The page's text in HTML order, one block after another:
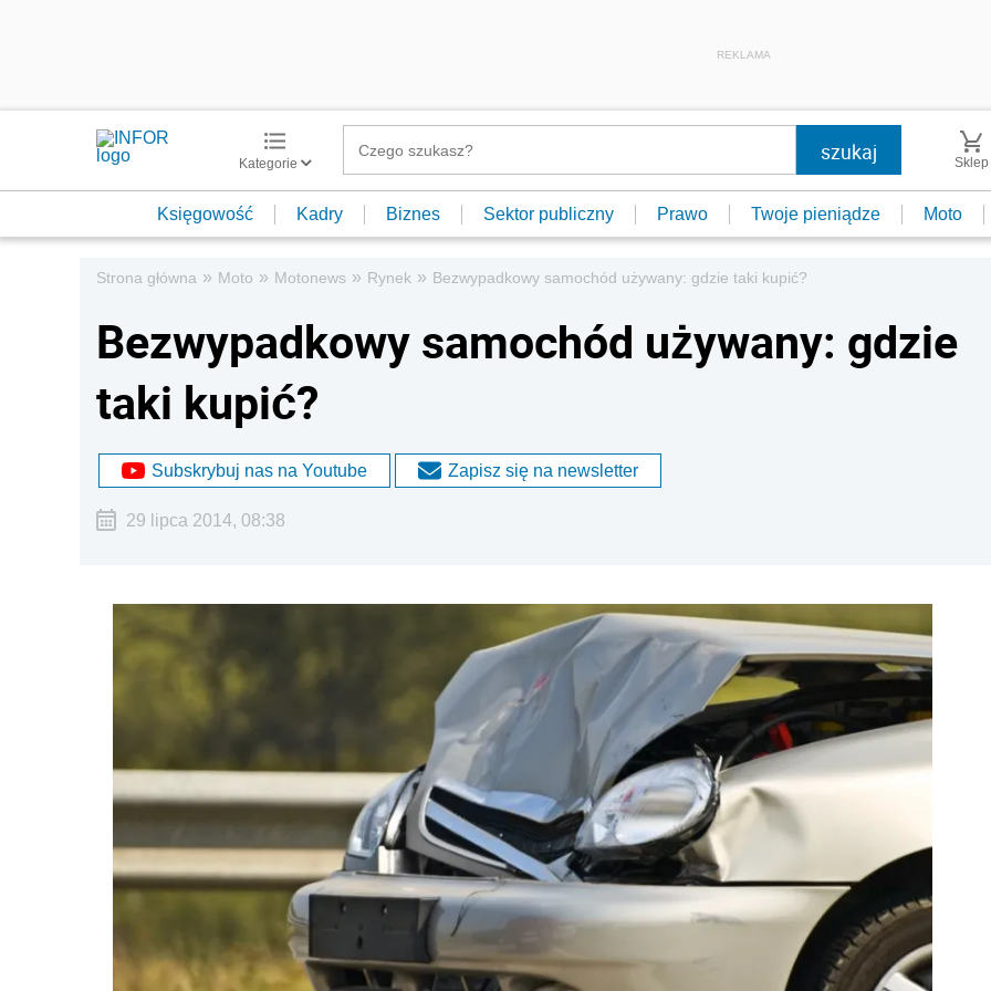
REKLAMA
Kategorie Sklep
Księgowość Kadry Biznes Sektor publiczny Prawo Twoje pieniądze Moto
Strona główna » Moto » Motonews » Rynek » Bezwypadkowy samochód używany: gdzie taki kupić?
Bezwypadkowy samochód używany: gdzie
taki kupić?
Subskrybuj nas na Youtube Zapisz się na newsletter
29 lipca 2014, 08:38